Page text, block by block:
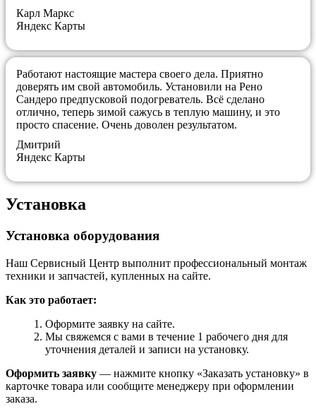
Карл Маркс
Яндекс Карты
Работают настоящие мастера своего дела. Приятно
доверять им свой автомобиль. Установили на Рено
Сандеро предпусковой подогреватель. Всё сделано
отлично, теперь зимой сажусь в теплую машину, и это
просто спасение. Очень доволен результатом.
Дмитрий
Яндекс Карты
Установка
Установка оборудования
Наш Сервисный Центр выполнит профессиональный монтаж
техники и запчастей, купленных на сайте.
Как это работает:
Оформите заявку на сайте.
Мы свяжемся с вами в течение 1 рабочего дня для
уточнения деталей и записи на установку.
Оформить заявку — нажмите кнопку «Заказать установку» в
карточке товара или сообщите менеджеру при оформлении
заказа.